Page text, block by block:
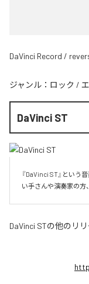
DaVinci Record /
ジャンル： ロック /
DaVinci ST
『DaVinci ST』という
い手さんや演奏家の方
DaVinci STの他のリリ